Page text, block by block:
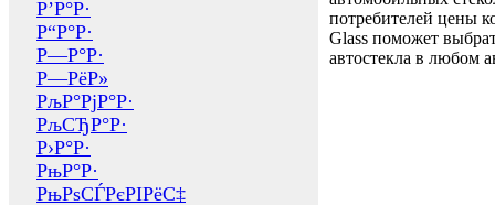
Р’Р°Р·
Р“Р°Р·
Р—Р°Р·
Р—РёР»
РљР°РјР°Р·
РљСЂР°Р·
Р›Р°Р·
РњР°Р·
РњРѕСЃРєРІРёС‡
потребителей цены
Glass поможет
автостекла в любом